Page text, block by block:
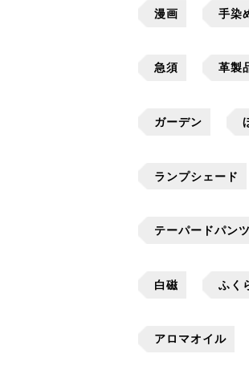
漫画 手染
急須 革製
ガーデン
ランプシェード
テーパードパンツ
白磁 ふく
アロマオイル